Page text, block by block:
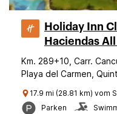
Holiday Inn
Haciendas
Km. 289+10, Carr.
Playa del Carmen,
17.9 mi (28.81 km) vom
Parken